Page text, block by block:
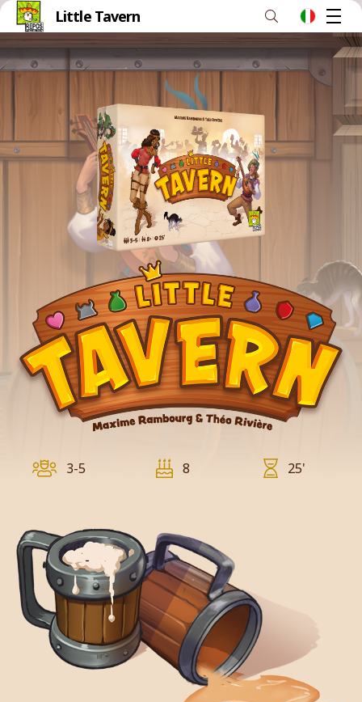
Little Tavern it
3-5 8 25'